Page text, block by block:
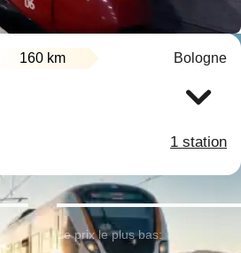
160 km Bologne
1 station
Le prix le plus bas: